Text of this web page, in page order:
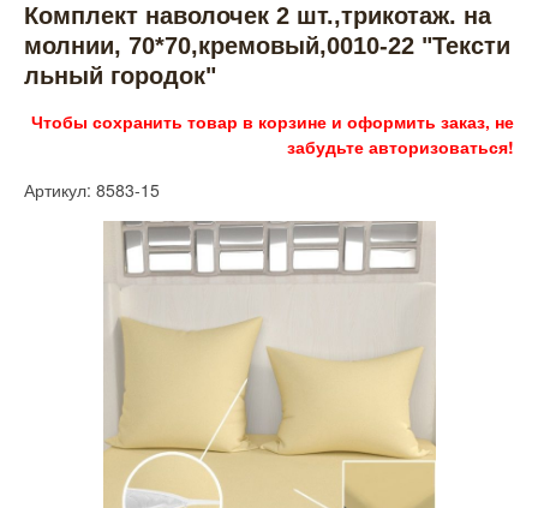
Комплект наволочек 2 шт.,трикотаж. на
молнии, 70*70,кремовый,0010-22 "Тексти
льный городок"
Чтобы сохранить товар в корзине и оформить заказ, не
забудьте авторизоваться!
Артикул: 8583-15